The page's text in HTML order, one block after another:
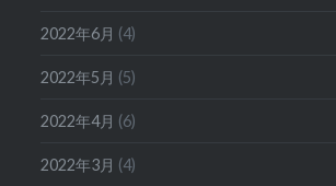
2022年6月 (4)
2022年5月 (5)
2022年4月 (6)
2022年3月 (4)